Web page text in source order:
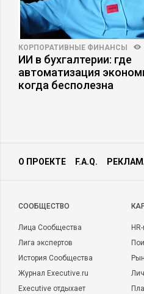
КОРПОРАТИВНЫЕ ФИНАНСЫ
ИИ в бухгалтерии: где
автоматизация
когда бесполезна
О ПРОЕКТЕ F.A.Q.
CООБЩЕСТВО
Лица Сообщества
Лига экспертов
История Сообщества
Журнал Executive.ru
Executive отдыхает